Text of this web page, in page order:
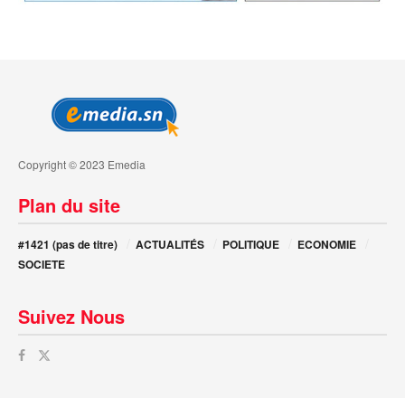
Copyright © 2023 Emedia
Plan du site
#1421 (pas de titre) ACTUALITÉS POLITIQUE
ECONOMIE
SOCIETE
Suivez Nous